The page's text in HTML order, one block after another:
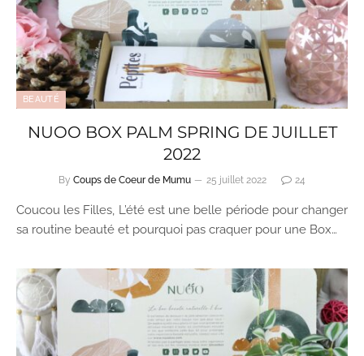
BEAUTÉ
NUOO BOX PALM SPRING DE JUILLET
2022
By Coups de Coeur de Mumu 25 juillet 2022 24
Coucou les Filles, L’été est une belle période pour changer
sa routine beauté et pourquoi pas craquer pour une Box…